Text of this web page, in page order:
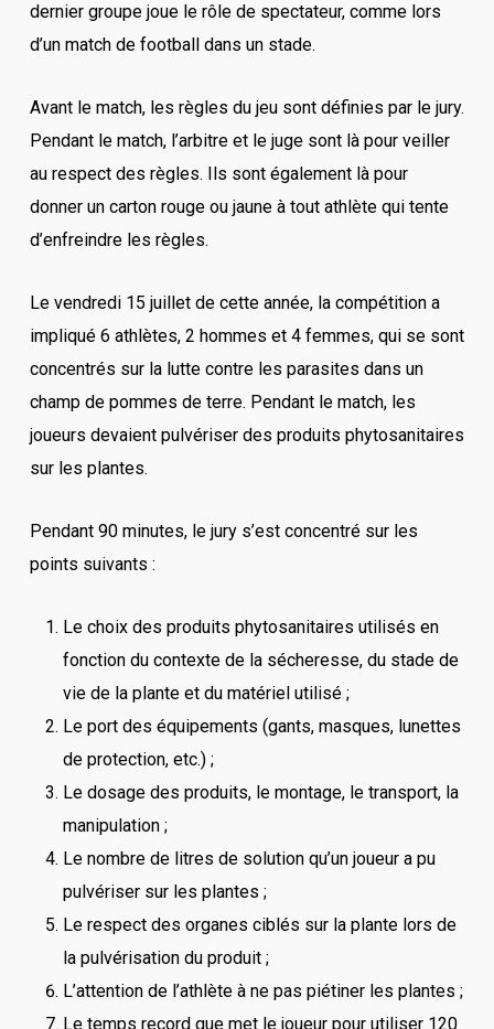
dernier groupe joue le rôle de spectateur, comme lors
d’un match de football dans un stade.
Avant le match, les règles du jeu sont définies par le jury.
Pendant le match, l’arbitre et le juge sont là pour veiller
au respect des règles. Ils sont également là pour
donner un carton rouge ou jaune à tout athlète qui tente
d’enfreindre les règles.
Le vendredi 15 juillet de cette année, la compétition a
impliqué 6 athlètes, 2 hommes et 4 femmes, qui se sont
concentrés sur la lutte contre les parasites dans un
champ de pommes de terre. Pendant le match, les
joueurs devaient pulvériser des produits phytosanitaires
sur les plantes.
Pendant 90 minutes, le jury s’est concentré sur les
points suivants :
Le choix des produits phytosanitaires utilisés en
fonction du contexte de la sécheresse, du stade de
vie de la plante et du matériel utilisé ;
Le port des équipements (gants, masques, lunettes
de protection, etc.) ;
Le dosage des produits, le montage, le transport, la
manipulation ;
Le nombre de litres de solution qu’un joueur a pu
pulvériser sur les plantes ;
Le respect des organes ciblés sur la plante lors de
la pulvérisation du produit ;
L’attention de l’athlète à ne pas piétiner les plantes ;
Le temps record que met le joueur pour utiliser 120